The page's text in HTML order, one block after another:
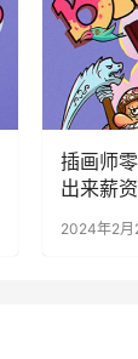
插画师
出来薪
2024年2月